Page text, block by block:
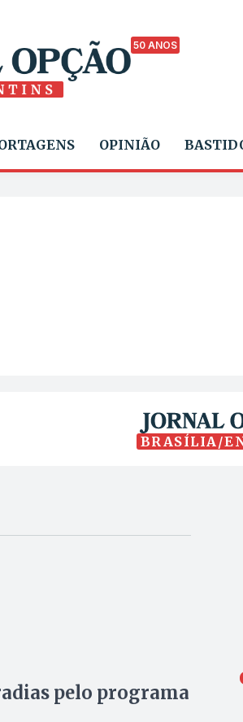
50 ANOS
OPINIÃO
BRASÍLIA/
pelo programa